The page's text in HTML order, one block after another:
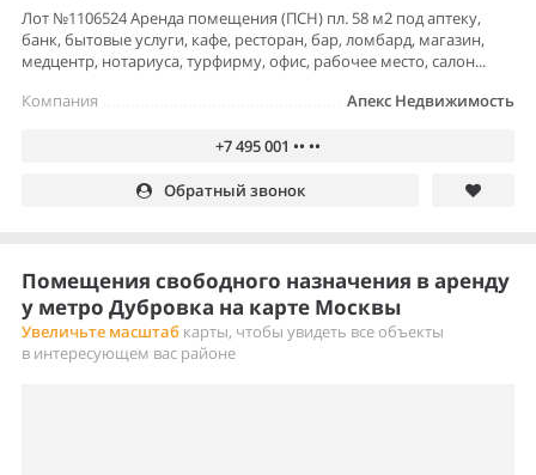
Лот №1106524 Аренда помещения (ПСН) пл. 58 м2 под аптеку,
банк, бытовые услуги, кафе, ресторан, бар, ломбард, магазин,
медцентр, нотариуса, турфирму, офис, рабочее место, салон...
Апекс Недвижимость
Компания
+7 495 001 •• ••
Обратный звонок
Помещения свободного назначения в аренду
у метро Дубровка на карте Москвы
Увеличьте масштаб карты, чтобы увидеть все объекты
в интересующем вас районе